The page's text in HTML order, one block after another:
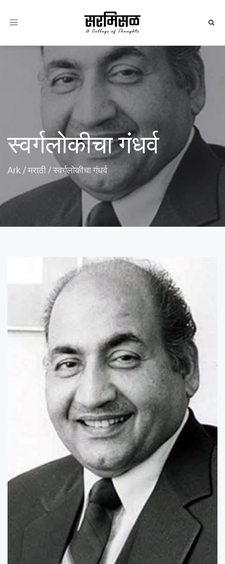
Toggle
स्वर्गलोकीचा गंधर्व
Ark /मराठी /स्वर्गलोकीचा गंधर्व